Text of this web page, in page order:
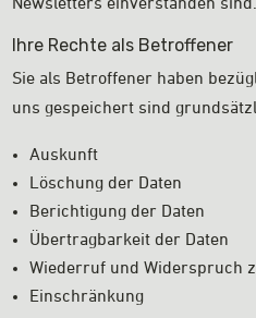
Newsletters einverstanden sind.
Ihre Rechte als Betroffener
Sie als Betroffener haben
uns gespeichert sind
Auskunft
Löschung der Daten
Berichtigung der Daten
Übertragbarkeit der Daten
Wiederruf und Widerspruch
Einschränkung